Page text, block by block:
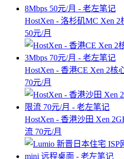
HostXen - 洛杉矶MC Xen
50元/月
HostXen - 香港CE Xen 2核
70元/月
HostXen - 香港沙田 Xen
流 70元/月